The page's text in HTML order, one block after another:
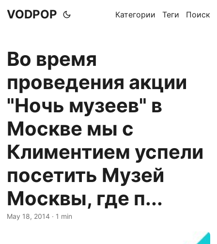
VODPOP Категории Теги Поиск
Во время
проведения акции
"Ночь музеев" в
Москве мы с
Климентием успели
посетить Музей
Москвы, где п...
May 18, 2014 · 1 min